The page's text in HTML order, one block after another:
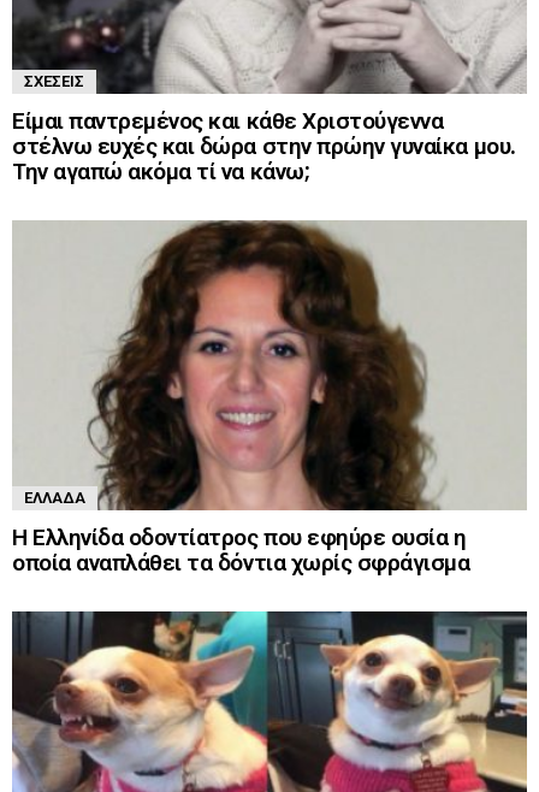
ΣΧΈΣΕΙΣ
Είμαι παντρεμένος και κάθε Χριστούγεννα
στέλνω ευχές και δώρα στην πρώην γυναίκα μου.
Την αγαπώ ακόμα τί να κάνω;
ΕΛΛΆΔΑ
Η Ελληνίδα οδοντίατρος που εφηύρε ουσία η
οποία αναπλάθει τα δόντια χωρίς σφράγισμα